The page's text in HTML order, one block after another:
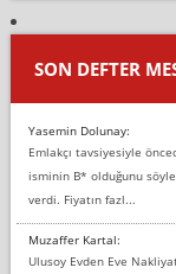
SON DEFTER
Yasemin Dolunay:
Emlakçı tavsiyesiyle
isminin B* olduğunu
verdi. Fiyatın fazl...
Muzaffer Kartal:
Ulusoy Evden Eve